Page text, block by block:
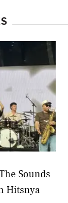
Sounds
Hitsnya